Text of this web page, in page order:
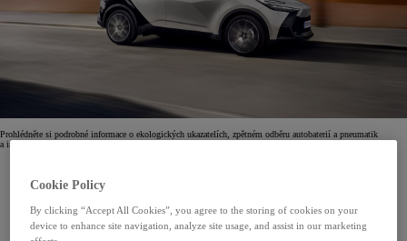
Prohlédněte si podrobné informace o ekologických ukazatelích, zpětném odběru autobaterií a pneumatik
a informační listy k pneumatikám pro jednotlivé modely.
Cookie Policy
By clicking “Accept All Cookies”, you agree to the storing of cookies on your
device to enhance site navigation, analyze site usage, and assist in our marketing